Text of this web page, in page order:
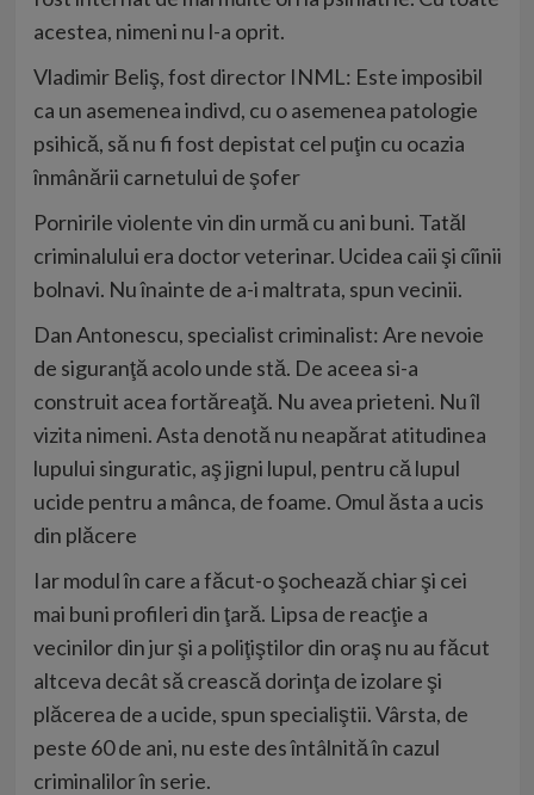
acestea, nimeni nu l-a oprit.
Vladimir Beliş, fost director INML: Este imposibil
ca un asemenea indivd, cu o asemenea patologie
psihică, să nu fi fost depistat cel puţin cu ocazia
înmânării carnetului de şofer
Pornirile violente vin din urmă cu ani buni. Tatăl
criminalului era doctor veterinar. Ucidea caii şi cîinii
bolnavi. Nu înainte de a-i maltrata, spun vecinii.
Dan Antonescu, specialist criminalist: Are nevoie
de siguranţă acolo unde stă. De aceea si-a
construit acea fortăreaţă. Nu avea prieteni. Nu îl
vizita nimeni. Asta denotă nu neapărat atitudinea
lupului singuratic, aş jigni lupul, pentru că lupul
ucide pentru a mânca, de foame. Omul ăsta a ucis
din plăcere
Iar modul în care a făcut-o şochează chiar şi cei
mai buni profileri din ţară. Lipsa de reacţie a
vecinilor din jur şi a poliţiştilor din oraş nu au făcut
altceva decât să crească dorinţa de izolare şi
plăcerea de a ucide, spun specialiştii. Vârsta, de
peste 60 de ani, nu este des întâlnită în cazul
criminalilor în serie.